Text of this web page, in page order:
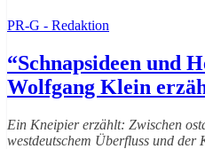
PR-G - Redaktion
“Schnapsideen und
Wolfgang Klein
Ein Kneipier erzählt: Zwischen
westdeutschem Überfluss und